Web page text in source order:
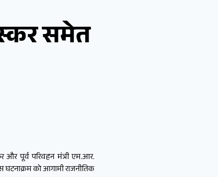
समेत
पूर्व परिवहन मंत्री एम.आर.
को आगामी राजनीतिक